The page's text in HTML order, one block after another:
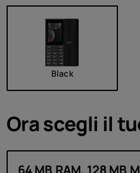
Black
Ora scegli il
64 MB RAM, 128 MB